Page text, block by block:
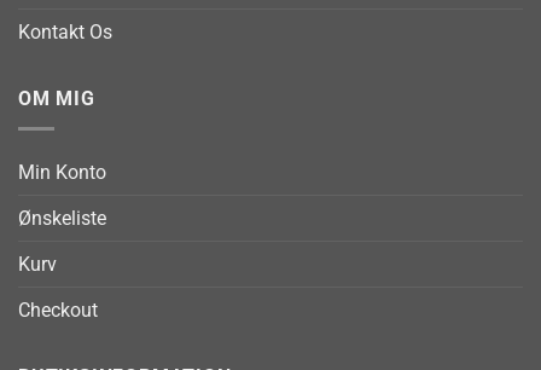
Kontakt Os
OM MIG
Min Konto
Ønskeliste
Kurv
Checkout